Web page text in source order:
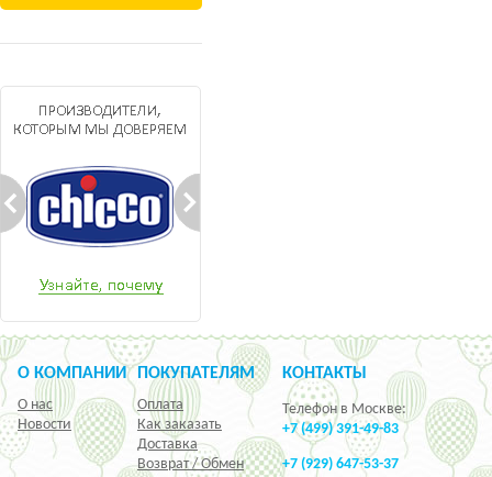
О КОМПАНИИ
О нас
Новости
ПОКУПАТЕЛЯМ
Оплата
Как заказать
Доставка
Возврат / Обмен
КОНТАКТЫ
Телефон в Москве:
+7 (499) 391-49-83
+7 (929) 647-53-37